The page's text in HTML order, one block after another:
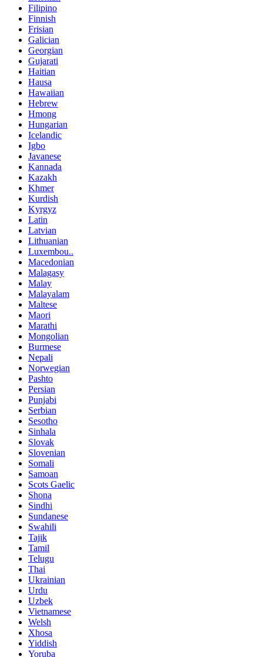
Filipino
Finnish
Frisian
Galician
Georgian
Gujarati
Haitian
Hausa
Hawaiian
Hebrew
Hmong
Hungarian
Icelandic
Igbo
Javanese
Kannada
Kazakh
Khmer
Kurdish
Kyrgyz
Latin
Latvian
Lithuanian
Luxembou..
Macedonian
Malagasy
Malay
Malayalam
Maltese
Maori
Marathi
Mongolian
Burmese
Nepali
Norwegian
Pashto
Persian
Punjabi
Serbian
Sesotho
Sinhala
Slovak
Slovenian
Somali
Samoan
Scots Gaelic
Shona
Sindhi
Sundanese
Swahili
Tajik
Tamil
Telugu
Thai
Ukrainian
Urdu
Uzbek
Vietnamese
Welsh
Xhosa
Yiddish
Yoruba